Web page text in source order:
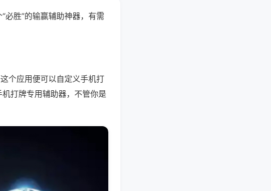
必胜”的输赢辅助神器，有需
个应用便可以自定义手机打
打牌专用辅助器，不管你是